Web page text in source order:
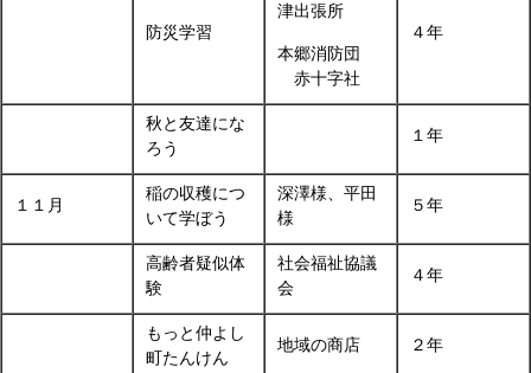
防災学習
津出張所
本郷消防団
赤十字社
４年
秋と友達にな
ろう
１年
１１月
稲の収穫につ
いて学ぼう
深澤様、平田
様
５年
高齢者疑似体
験
社会福祉協議
会
４年
もっと仲よし
町たんけん
地域の商店 ２年